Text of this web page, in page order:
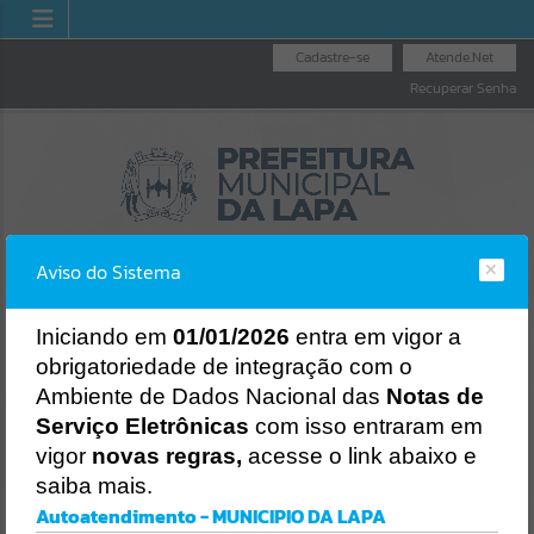
Atende.Net
Cadastre-se
Recuperar Senha
OUVIDORIA GERAL
DO MUNICÍPIO
LICITAÇÕES
NOTA FISCAL
ELETRÔNICA
Aviso do Sistema
Iniciando em 01/01/2026 entra em vigor a
obrigatoriedade de integração com o
Ambiente de Dados Nacional das Notas de
Serviço Eletrônicas com isso entraram em
vigor novas regras, acesse o link abaixo e
saiba mais.
Autoatendimento - MUNICIPIO DA LAPA
Erro
Gerenciamento do Sistema
Ocorreu um erro de script: